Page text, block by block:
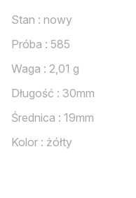
Stan : nowy
Próba : 585
Waga : 2,01 g
Długość : 30mm
Średnica : 19mm
Kolor : żółty